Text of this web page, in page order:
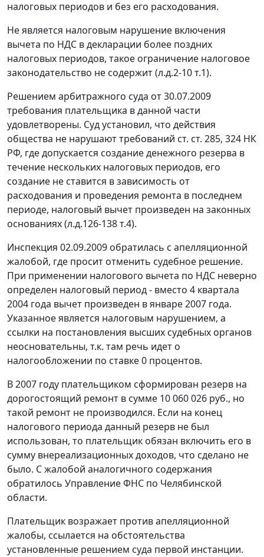
налоговых периодов и без его расходования.
Не является налоговым нарушение включения
вычета по НДС в декларации более поздних
налоговых периодов, такое ограничение налоговое
законодательство не содержит (л.д.2-10 т.1).
Решением арбитражного суда от 30.07.2009
требования плательщика в данной части
удовлетворены. Суд установил, что действия
общества не нарушают требований ст. ст. 285, 324 НК
РФ, где допускается создание денежного резерва в
течение нескольких налоговых периодов, его
создание не ставится в зависимость от
расходования и проведения ремонта в последнем
периоде, налоговый вычет произведен на законных
основаниях (л.д.126-138 т.4).
Инспекция 02.09.2009 обратилась с апелляционной
жалобой, где просит отменить судебное решение.
При применении налогового вычета по НДС неверно
определен налоговый период - вместо 4 квартала
2004 года вычет произведен в январе 2007 года.
Указанное является налоговым нарушением, а
ссылки на постановления высших судебных органов
неосновательны, т.к. там речь идет о
налогообложении по ставке 0 процентов.
В 2007 году плательщиком сформирован резерв на
дорогостоящий ремонт в сумме 10 060 026 руб., но
такой ремонт не производился. Если на конец
налогового периода данный резерв не был
использован, то плательщик обязан включить его в
сумму внереализационных доходов, что сделано не
было. С жалобой аналогичного содержания
обратилось Управление ФНС по Челябинской
области.
Плательщик возражает против апелляционной
жалобы, ссылается на обстоятельства
установленные решением суда первой инстанции.